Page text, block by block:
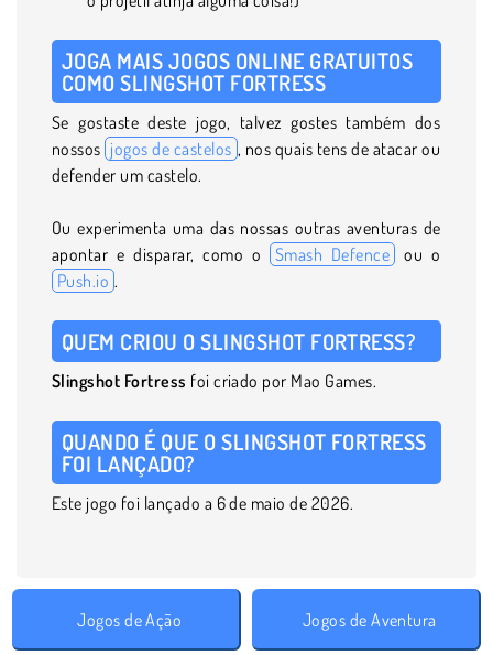
JOGA MAIS JOGOS ONLINE GRATUITOS
COMO SLINGSHOT FORTRESS
Se gostaste deste jogo, talvez gostes também dos
nossos jogos de castelos , nos quais tens de atacar ou
defender um castelo.
Ou experimenta uma das nossas outras aventuras de
apontar e disparar, como o
Smash Defence
ou o
Push.io .
QUEM CRIOU O SLINGSHOT FORTRESS?
Slingshot Fortress foi criado por Mao Games.
QUANDO É QUE O SLINGSHOT FORTRESS
FOI LANÇADO?
Este jogo foi lançado a 6 de maio de 2026.
Jogos de Ação Jogos de Aventura